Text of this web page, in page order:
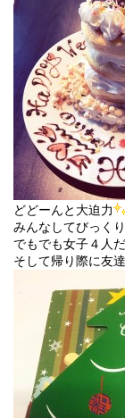
どどーんと大迫力
みんなしてびっくり
でもでも女子４人
そして帰り際に友